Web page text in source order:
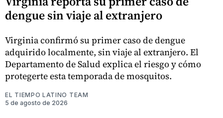
dengue sin viaje al extranjero
Virginia confirmó su primer caso de dengue
adquirido localmente, sin viaje al extranjero. El
Departamento de Salud explica el riesgo y cómo
protegerte esta temporada de mosquitos.
EL TIEMPO LATINO TEAM
5 de agosto de 2026